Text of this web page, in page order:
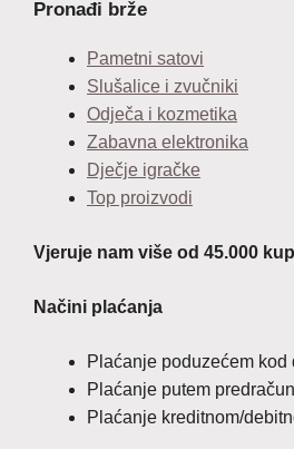
Pronađi brže
Pametni satovi
Slušalice i zvučniki
Odječa i kozmetika
Zabavna elektronika
Dječje igračke
Top proizvodi
Vjeruje nam više od 45.000
Načini plaćanja
Plaćanje poduzećem kod
Plaćanje putem
Plaćanje kreditnom/